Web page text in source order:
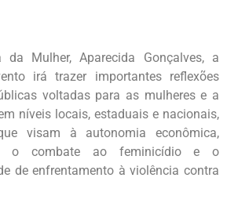
Mulher, Aparecida Gonçalves, a
irá trazer importantes reflexões
voltadas para as mulheres e a
níveis locais, estaduais e nacionais,
visam à autonomia econômica,
o combate ao feminicídio e o
de enfrentamento à violência contra